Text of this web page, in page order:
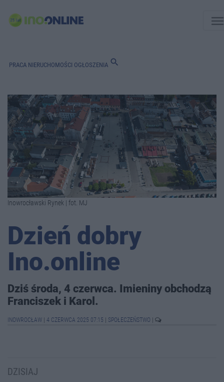
PRACA NIERUCHOMOŚCI OGŁOSZENIA search
Inowrocławski Rynek | fot. MJ
Dzień dobry
Ino.online
Dziś środa, 4 czerwca. Imieniny obchodzą
Franciszek i Karol.
INOWROCŁAW 4 CZERWCA 2025 07:15 SPOŁECZEŃSTWO
DZISIAJ